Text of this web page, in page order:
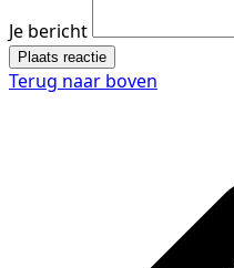
Je bericht
Plaats reactie
Terug naar boven